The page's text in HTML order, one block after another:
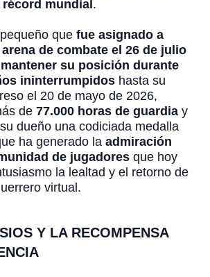
mundial .
que fue asignado a
de combate el 26 de julio
mantener su posición durante
ininterrumpidos hasta su
el 20 de mayo de 2026,
de 77.000 horas de guardia y
dueño una codiciada medalla
ha generado la admiración
de jugadores que hoy
la lealtad y el retorno de
virtual.
Y LA RECOMPENSA